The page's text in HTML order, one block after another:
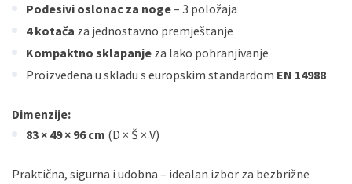
Podesivi oslonac za noge– 3 položaja
4 kotača za jednostavno premještanje
Kompaktno sklapanje za lako pohranjivanje
Proizvedena u skladu s europskim standardom EN 14988
Dimenzije:
83 × 49 × 96 cm (D × Š × V)
Praktična, sigurna i udobna – idealan izbor za bezbrižne